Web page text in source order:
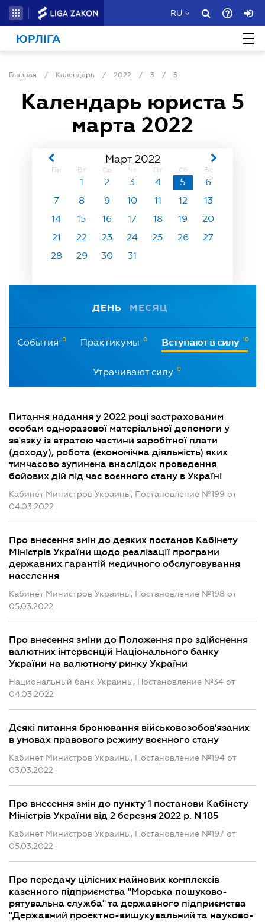
RU
ЮРЛІГА
Главная / Календарь / 2022 / 3 / 5
Календарь юриста 5
марта 2022
Март 2022
Пн Вт Ср Чт Пт Сб Вс
1 2 3 4 5
6
7
8 9 10 11 12
13
14
15 16 17 18 19
20
21
22 23 24 25 26
27
28
29 30 31
ДЕНЬ МЕСЯЦ
События 0 Практикумы 0 Вступают в силу 10
Утрачивают силу 0
Питання надання у 2022 році застрахованим
особам одноразової матеріальної допомоги у
зв'язку із втратою частини заробітної плати
(доходу), робота (економічна діяльність) яких
тимчасово зупинена внаслідок проведення
бойових дій під час воєнного стану в Україні
Кабинет Министров Украины, Постановление №199 от
04.03.2022
Про внесення змін до деяких постанов Кабінету
Міністрів України щодо реалізації програми
державних гарантій медичного обслуговування
населення
Кабинет Министров Украины, Постановление №198 от
05.03.2022
Про внесення зміни до Положення про здійснення
валютних інтервенцій Національного банку
України на валютному ринку України
Национальный банк Украины, Постановление №34 от
04.03.2022
Деякі питання бронювання військовозобов'язаних
в умовах правового режиму воєнного стану
Кабинет Министров Украины, Постановление №194 от
03.03.2022
Про внесення змін до пункту 1 постанови Кабінету
Міністрів України від 2 березня 2022 р. N 185
Кабинет Министров Украины, Постановление №197 от
05.03.2022
Про передачу цілісних майнових комплексів
казенного підприємства "Морська пошуково-
рятувальна служба" та державного підприємства
"Державний проектно-вишукувальний та науково-